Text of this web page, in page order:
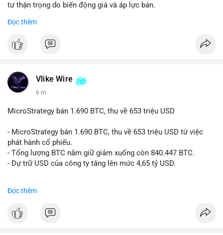
tư thận trọng do biến động giá và áp lực bán.
📈 XU HƯỚNG TÌM KIẾM & THẢO LUẬN
CASHCAT, TUT
• Google Trends Việt Nam: Sông Tô Lịch, Nha khoa Tuyết
Chinh, Thống đốc, Bóng chuyền nữ, Việt Nam vs Malaysia
💬 DÒNG CHẢY TIN TỨC & TRUYỀN THÔNG
âm), trải nghiệm coin rác, và sự nhàm chán của Bitcoin khi đi
ngang.
• Tin tức quốc tế: Hedge funds trên CME chuyển sang vị thế
Long Bitcoin; Standard Chartered dự báo LINK đạt 200 USD
14/08; ra mắt các chiến dịch airdrop và cuộc thi trading.
💡 NHẬN ĐỊNH & KHUYẾN NGHỊ
Đọc thêm
Vlike Wire
6 m
MicroStrategy bán 1.690 BTC, thu về 653 triệu USD
- MicroStrategy bán 1.690 BTC, thu về 653 triệu USD từ việc
phát hành cổ phiếu.
- Tổng lượng BTC nắm giữ giảm xuống còn 840.447 BTC.
- Dự trữ USD của công ty tăng lên mức 4,65 tỷ USD.
Đọc thêm